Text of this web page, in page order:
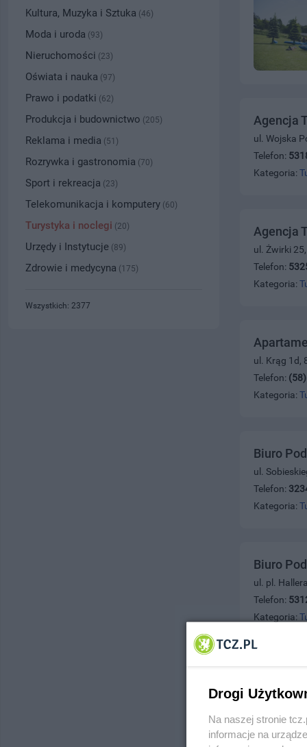
Agencja
ul. Wojska
Telefon:
Kategoria:
Agencja
ul. Żwirki
Telefon:
Kategoria:
ul. Krąg 1d,
Telefon:
Kategoria:
Biuro
ul.
Telefon:
Kategoria:
Biuro
ul. pl.
Telefon:
Kategoria:
ul. 12
Kategoria:
Kultura, Muzyka i Sztuka (46)
Moda i uroda (93)
Nieruchomości (23)
Oświata i nauka (97)
Prawo i podatki (62)
Produkcja i budownictwo (205)
Reklama i media (51)
Rozrywka i gastronomia (70)
Sport i rekreacja (23)
Telekomunikacja i komputery (60)
Turystyka i noclegi (20)
Urzędy i Instytucje (89)
Zdrowie i medycyna (175)
Wszystkich: 2377
Drogi
Na naszej stronie
informacje na